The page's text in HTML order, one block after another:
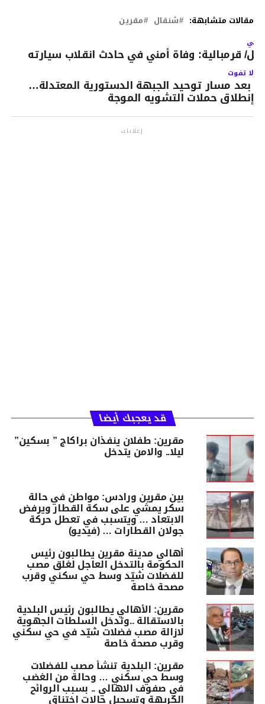
مقالات متشابهة: شنقال مقرين
قرمبالية: وفاة أمني في حادث انقلاب سيارته
لا تفوت
بعد مسار توحيد الجبهة الدستورية المعتدلة…
إنطلاق حملات التشويه الموجة
إعلانات
قد يعجبك أيضا
مقرين: طفلان ينفذان براكاج ” بسكين”
ليلا.. والامن يتدخل
بين مقرين ورادس: مواطن في حالة
سكر يمشي على سكة القطار ويرفض
الابتعاد … ويتسبب في تعطل حركة
جولان القطارات … (فيديو)
أهالي مدينة مقرين يطالبون رئيس
الحكومة بالتدخل العاجل لغلق مصب
للفضلات شيّد وسط حي سكني وقرب
مصحة خاصة
مقرين: الأهالي يطالبون رئيس البلدية
بالاستقالة ..وتدخل السلطات الجهوية
لازالة مصب فضلات شيّد في حي سكني
وقرب مصحة خاصة
مقرين: البلدية تنشأ مصب للفضلات
وسط حي سكني … وحالة من الغضب
في صفوف الاهالي .. بسبب الروائح
الكريهة وتسجيل حالات اختناق